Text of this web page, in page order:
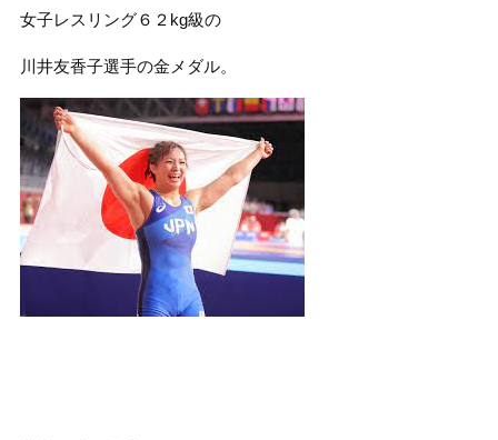
女子レスリング６２kg級の
川井友香子選手の金メダル。